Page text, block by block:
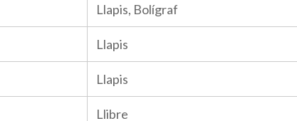
Llapis, Bolígraf
Llapis
Llapis
Llibre